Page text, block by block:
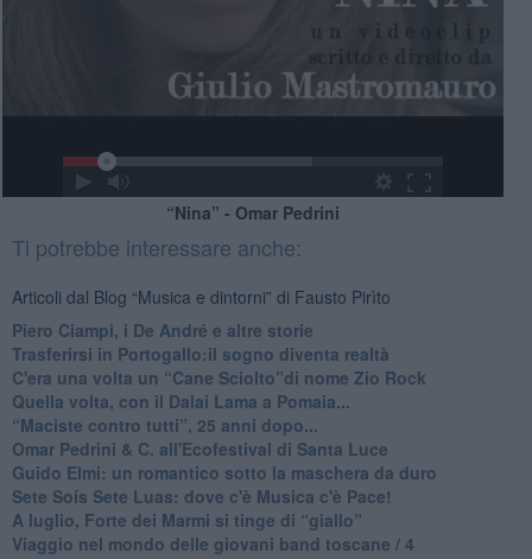
“Nina” - Omar Pedrini
Ti potrebbe interessare anche:
Articoli dal Blog “Musica e dintorni” di Fausto Pirìto
​Piero Ciampi, i De André e altre storie
​Trasferirsi in Portogallo:il sogno diventa realtà
​C'era una volta un “Cane Sciolto”di nome Zio Rock
Quella volta, con il Dalai Lama a Pomaia...
​“Maciste contro tutti”, 25 anni dopo...
​Omar Pedrini & C. all'Ecofestival di Santa Luce
Guido Elmi: un romantico sotto la maschera da duro
Sete Soís Sete Luas: dove c'è Musica c'è Pace!
​A luglio, Forte dei Marmi si tinge di “giallo”
Viaggio nel mondo delle giovani band toscane / 4